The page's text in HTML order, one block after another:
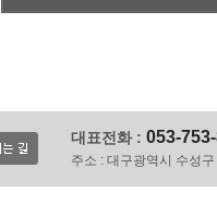
대표전화 : 053-
주소 : 대구광역시 수성